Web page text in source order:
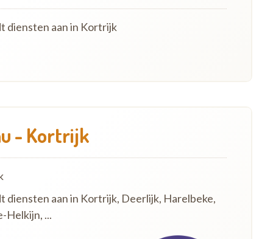
diensten aan in Kortrijk
- Kortrijk
aan in Kortrijk, Deerlijk, Harelbeke,
Helkijn, ...